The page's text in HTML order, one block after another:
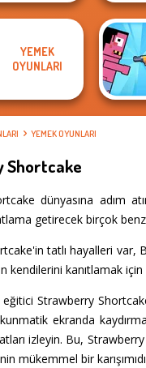
YEMEK
OYUNLARI
YEMEK OYUNLARI
dünyasına adım
getirecek birçok
tatlı hayalleri var,
kendilerini kanıtlamak
Strawberry
ekranda
izleyin. Bu,
mükemmel bir